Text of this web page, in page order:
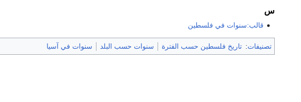
س
قالب:سنوات في فلسطين
تصنيفات: تاريخ فلسطين حسب الفترة سنوات حسب البلد سنوات في آسيا